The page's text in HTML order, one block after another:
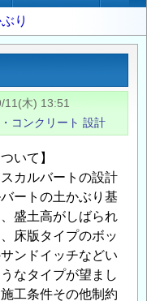
り
11(木) 13:51
コンクリート 設計
いて】
カルバートの設計
ートの土かぶり基
盛土高がしばられ
床版タイプのボッ
ンドイッチなどい
なタイプが望まし
工条件その他制約